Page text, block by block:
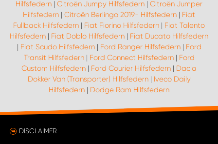
Hilfsfedern | Citroën Jumpy Hilfsfedern | Citroën Jumper
Hilfsfedern | Citroën Berlingo 2019- Hilfsfedern | Fiat
Fullback Hilfsfedern | Fiat Fiorino Hilfsfedern | Fiat Talento
Hilfsfedern | Fiat Doblo Hilfsfedern | Fiat Ducato Hilfsfedern
| Fiat Scudo Hilfsfedern| Ford Ranger Hilfsfedern| Ford
Transit Hilfsfedern| Ford Connect Hilfsfedern| Ford
Custom Hilfsfedern | Ford Courier Hilfsfedern | Dacia
Dokker Van (Transporter) Hilfsfedern| Iveco Daily
Hilfsfedern | Dodge Ram Hilfsfedern
DISCLAIMER